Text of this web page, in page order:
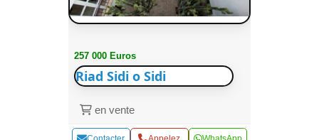
257 000 Euros
Riad Sidi o Sidi
en vente